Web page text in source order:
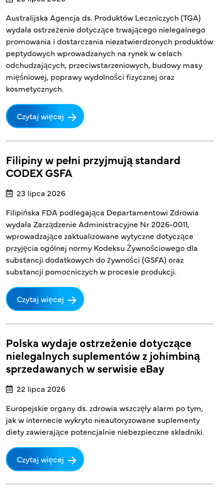
Australijska Agencja ds. Produktów Leczniczych (TGA)
wydała ostrzeżenie dotyczące trwającego nielegalnego
promowania i dostarczania niezatwierdzonych produktów
peptydowych wprowadzanych na rynek w celach
odchudzających, przeciwstarzeniowych, budowy masy
mięśniowej, poprawy wydolności fizycznej oraz
kosmetycznych.
Czytaj więcej
Filipiny w pełni przyjmują standard
CODEX GSFA
23 lipca 2026
Filipińska FDA podlegająca Departamentowi Zdrowia
wydała Zarządzenie Administracyjne Nr 2026-0011,
wprowadzające zaktualizowane wytyczne dotyczące
przyjęcia ogólnej normy Kodeksu Żywnościowego dla
substancji dodatkowych do żywności (GSFA) oraz
substancji pomocniczych w procesie produkcji.
Czytaj więcej
Polska wydaje ostrzeżenie dotyczące
nielegalnych suplementów z johimbiną
sprzedawanych w serwisie eBay
22 lipca 2026
Europejskie organy ds. zdrowia wszczęły alarm po tym,
jak w internecie wykryto nieautoryzowane suplementy
diety zawierające potencjalnie niebezpieczne składniki.
Czytaj więcej